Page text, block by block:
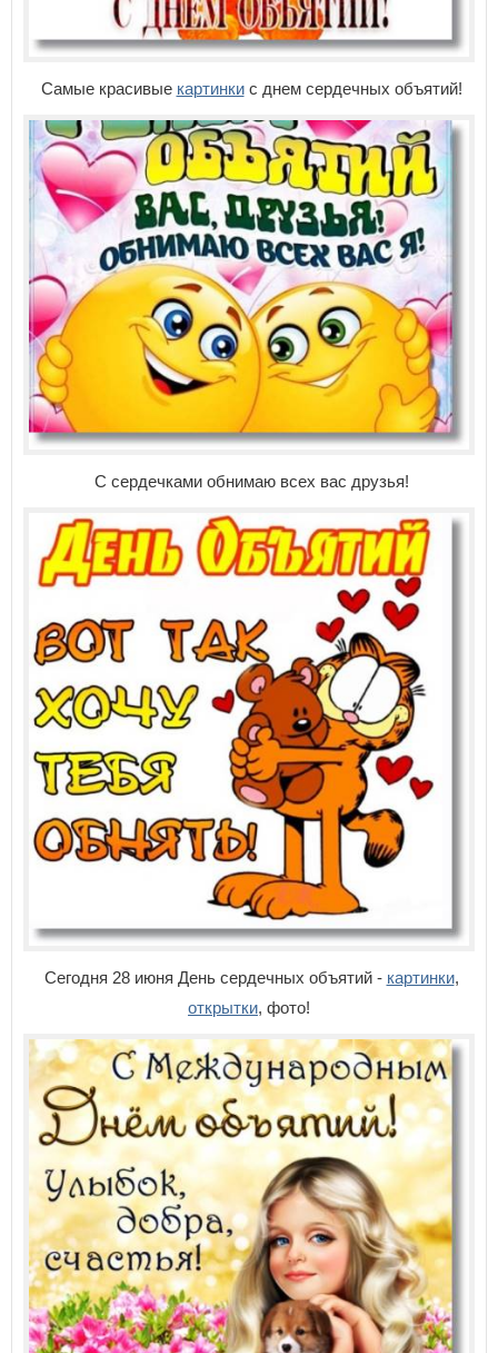
Самые красивые картинкис днем сердечных объятий!
С сердечками обнимаю всех вас друзья!
Сегодня 28 июня День сердечных объятий - картинки,
открытки, фото!